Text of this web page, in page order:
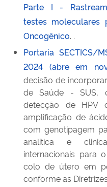
Parte I -
testes moleculares
Oncogênico. .
Portaria
2024 (abre em
decisão de
de Saúde - SUS,
detecção de HPV
amplificação de
com genotipagem
analítica e
internacionais para
colo de útero em
conforme as